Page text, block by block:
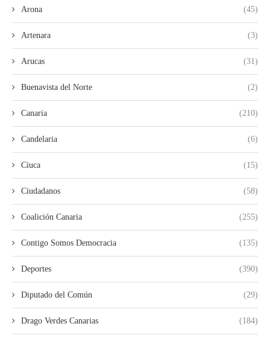
Arona (45)
Artenara (3)
Arucas (31)
Buenavista del Norte (2)
Canaria (210)
Candelaria (6)
Ciuca (15)
Ciudadanos (58)
Coalición Canaria (255)
Contigo Somos Democracia (135)
Deportes (390)
Diputado del Común (29)
Drago Verdes Canarias (184)